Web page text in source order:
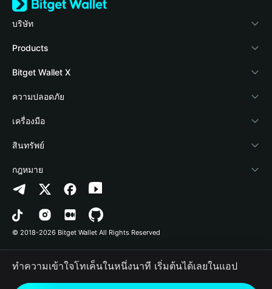
บริษัท
เกี่ยวกับ Bitget Wallet
Blog
Academy
ข่าวสารด้านคริปโต
ศูนย์ช่วยเหลือ
ติดต่อเรา
ทรัพยากรข้อมูลของแบรนด์
อาชีพ
Products
Crypto Card
Stablecoin Earn
Payfi Crypto
Crypto Swap API
Altcoin Season Index
Prediction Markets
DApp
RWA
Bitget Wallet X
นักพัฒนา
เชื่อมต่อ Wallet
Bitget Wallet Pay
ลิสต์โปรเจกต์
ความปลอดภัย
Protection Fund
เทคโนโลยีความปลอดภัย
เครื่องมือ
ซื้อคริปโต
การตรวจจับการอนุญาต
การตรวจจับสัญญา
การโอนเป็นชุด
สินทรัพย์
Arbitrum
Avalanche
Bitcoin
Polygon
กฎหมาย
นโยบายความเป็นส่วนตัว
ข้อตกลงในการใช้บริการ
© 2018-2026 Bitget Wallet All Rights Reserved
ทำความเข้าใจโทเค็นในหนึ่งนาที เริ่มต้นได้เลยในแอป